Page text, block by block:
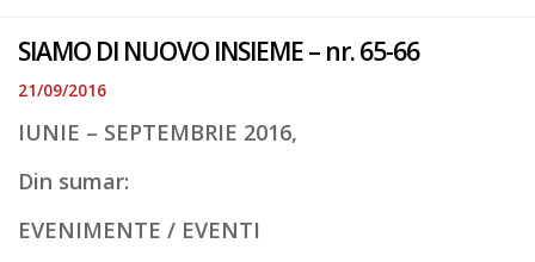
SIAMO DI NUOVO INSIEME – nr. 65-66
21/09/2016
IUNIE – SEPTEMBRIE 2016,
Din sumar:
EVENIMENTE / EVENTI